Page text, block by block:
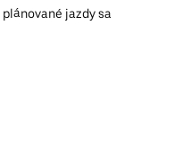
jazdy sa